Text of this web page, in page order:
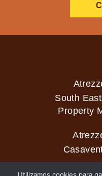
South
Property